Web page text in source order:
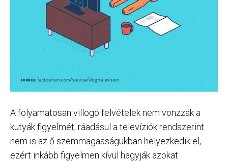
A folyamatosan villogó felvételek nem vonzzák a
kutyák figyelmét, ráadásul a televíziók rendszerint
nem is az ő szemmagasságukban helyezkedik el,
ezért inkább figyelmen kívül hagyják azokat.